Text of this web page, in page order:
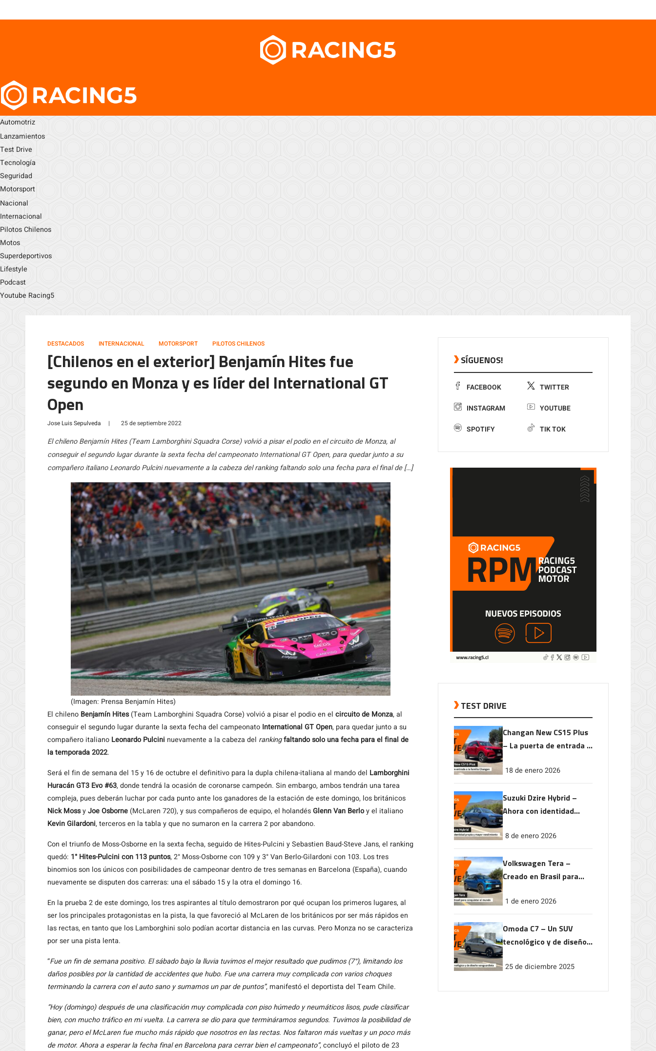
Automotriz
Lanzamientos
Test Drive
Tecnología
Seguridad
Motorsport
Nacional
Internacional
Pilotos Chilenos
Motos
Superdeportivos
Lifestyle
Podcast
Youtube Racing5
DESTACADOS INTERNACIONAL MOTORSPORT PILOTOS CHILENOS
[Chilenos en el exterior] Benjamín Hites fue
segundo en Monza y es líder del International GT
Open
Jose Luis Sepulveda | 25 de septiembre 2022
El chileno Benjamín Hites (Team Lamborghini Squadra Corse) volvió a pisar el podio en el circuito de Monza, al
conseguir el segundo lugar durante la sexta fecha del campeonato International GT Open, para quedar junto a su
compañero italiano Leonardo Pulcini nuevamente a la cabeza del ranking faltando solo una fecha para el final de […]
(Imagen: Prensa Benjamín Hites)
El chileno Benjamín Hites(Team Lamborghini Squadra Corse) volvió a pisar el podio en el circuito de Monza, al
conseguir el segundo lugar durante la sexta fecha del campeonato International GT Open, para quedar junto a su
compañero italiano Leonardo Pulcini nuevamente a la cabeza del rankingfaltando solo una fecha para el final de
la temporada 2022.
Será el fin de semana del 15 y 16 de octubre el definitivo para la dupla chilena-italiana al mando del Lamborghini
Huracán GT3 Evo #63, donde tendrá la ocasión de coronarse campeón. Sin embargo, ambos tendrán una tarea
compleja, pues deberán luchar por cada punto ante los ganadores de la estación de este domingo, los británicos
Nick MossyJoe Osborne (McLaren 720), y sus compañeros de equipo, el holandésGlenn Van Berloy el italiano
Kevin Gilardoni, terceros en la tabla y que no sumaron en la carrera 2 por abandono.
Con el triunfo de Moss-Osborne en la sexta fecha, seguido de Hites-Pulcini y Sebastien Baud-Steve Jans, el ranking
quedó: 1° Hites-Pulcini con 113 puntos, 2° Moss-Osborne con 109 y 3° Van Berlo-Gilardoni con 103. Los tres
binomios son los únicos con posibilidades de campeonar dentro de tres semanas en Barcelona (España), cuando
nuevamente se disputen dos carreras: una el sábado 15 y la otra el domingo 16.
En la prueba 2 de este domingo, los tres aspirantes al título demostraron por qué ocupan los primeros lugares, al
ser los principales protagonistas en la pista, la que favoreció al McLaren de los británicos por ser más rápidos en
las rectas, en tanto que los Lamborghini solo podían acortar distancia en las curvas. Pero Monza no se caracteriza
por ser una pista lenta.
“Fue un fin de semana positivo. El sábado bajo la lluvia tuvimos el mejor resultado que pudimos (7°), limitando los
daños posibles por la cantidad de accidentes que hubo. Fue una carrera muy complicada con varios choques
terminando la carrera con el auto sano y sumamos un par de puntos”, manifestó el deportista del Team Chile.
“Hoy (domingo) después de una clasificación muy complicada con piso húmedo y neumáticos lisos, pude clasificar
bien, con mucho tráfico en mi vuelta. La carrera se dio para que termináramos segundos. Tuvimos la posibilidad de
ganar, pero el McLaren fue mucho más rápido que nosotros en las rectas. Nos faltaron más vueltas y un poco más
de motor. Ahora a esperar la fecha final en Barcelona para cerrar bien el campeonato”, concluyó el piloto de 23
SÍGUENOS!
FACEBOOK TWITTER
INSTAGRAM YOUTUBE
SPOTIFY TIK TOK
TEST DRIVE
Changan New CS15 Plus
– La puerta de entrada a
18 de enero 2026
Suzuki Dzire Hybrid –
Ahora con identidad
rendimiento
8 de enero 2026
Volkswagen Tera –
Creado en Brasil para
1 de enero 2026
Omoda C7 – Un SUV
tecnológico y de diseño
25 de diciembre 2025